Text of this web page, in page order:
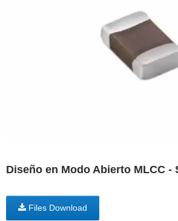
Diseño en Modo Abierto MLCC -
Files Download